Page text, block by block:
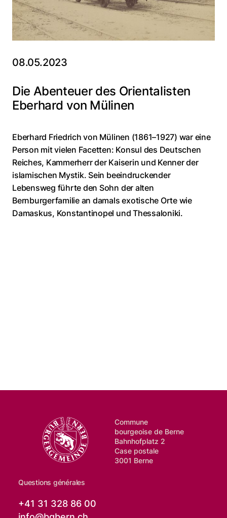
08.05.2023
Die Abenteuer des Orientalisten
Eberhard von Mülinen
Eberhard Friedrich von Mülinen (1861–1927) war eine
Person mit vielen Facetten: Konsul des Deutschen
Reiches, Kammerherr der Kaiserin und Kenner der
islamischen Mystik. Sein beeindruckender
Lebensweg führte den Sohn der alten
Bernburgerfamilie an damals exotische Orte wie
Damaskus, Konstantinopel und Thessaloniki.
Commune
bourgeoise de Berne
Bahnhofplatz 2
Case postale
3001 Berne
Questions générales
+41 31 328 86 00